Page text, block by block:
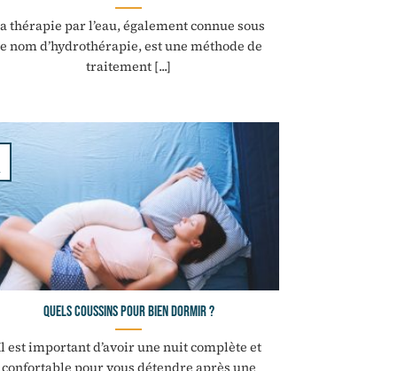
thérapie par l’eau, également connue sous
nom d’hydrothérapie, est une méthode de
traitement [...]
Quels coussins pour bien dormir ?
est important d’avoir une nuit complète et
confortable pour vous détendre après une